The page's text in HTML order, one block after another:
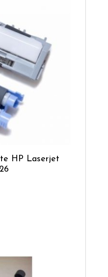
HP Laserjet